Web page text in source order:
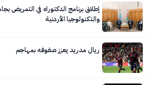
إطلاق برنامج الدكتوراه في التمريض
والتكنولوجيا الأردنية
ريال مدريد يعزز صفوفه بمهاجم